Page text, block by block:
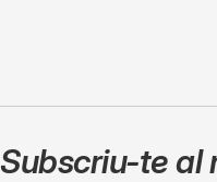
Subscriu-te al